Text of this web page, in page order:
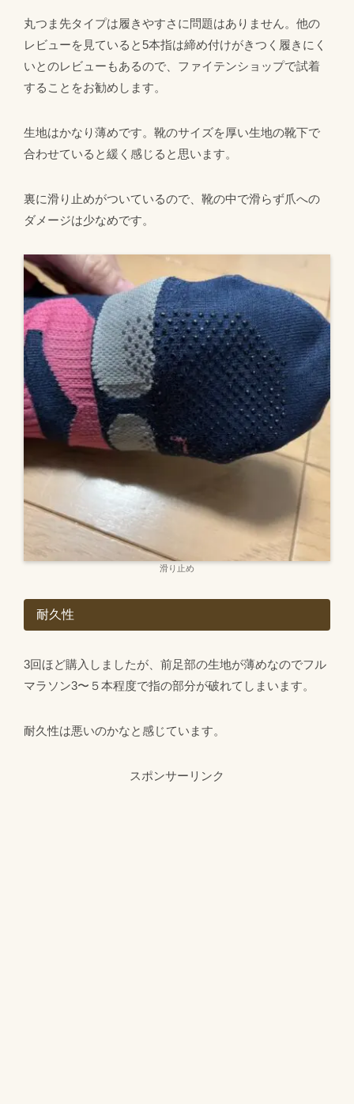
丸つま先タイプは履きやすさに問題はありません。他の
レビューを見ていると5本指は締め付けがきつく履きにく
いとのレビューもあるので、ファイテンショップで試着
することをお勧めします。
生地はかなり薄めです。靴のサイズを厚い生地の靴下で
合わせていると緩く感じると思います。
裏に滑り止めがついているので、靴の中で滑らず爪への
ダメージは少なめです。
滑り止め
耐久性
3回ほど購入しましたが、前足部の生地が薄めなのでフル
マラソン3〜５本程度で指の部分が破れてしまいます。
耐久性は悪いのかなと感じています。
スポンサーリンク